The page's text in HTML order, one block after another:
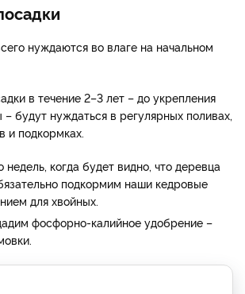
нуждаются во влаге на начальном
в течение 2–3 лет – до укрепления
будут нуждаться в регулярных поливах,
и подкормках.
недель, когда будет видно, что деревца
подкормим наши кедровые
для хвойных.
фосфорно-калийное удобрение –